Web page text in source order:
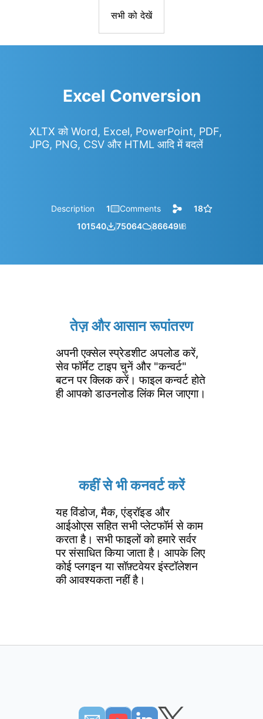
सभी को देखें
Excel Conversion
XLTX को Word, Excel, PowerPoint, PDF,
JPG, PNG, CSV और HTML आदि में बदलें
Description 1 Comments
18
101540
75064 86649㎆︎
तेज़ और आसान रूपांतरण
अपनी एक्सेल स्प्रेडशीट अपलोड करें,
सेव फॉर्मेट टाइप चुनें और "कन्वर्ट"
बटन पर क्लिक करें। फाइल कन्वर्ट होते
ही आपको डाउनलोड लिंक मिल जाएगा।
कहीं से भी कनवर्ट करें
यह विंडोज, मैक, एंड्रॉइड और
आईओएस सहित सभी प्लेटफॉर्म से काम
करता है। सभी फाइलों को हमारे सर्वर
पर संसाधित किया जाता है। आपके लिए
कोई प्लगइन या सॉफ़्टवेयर इंस्टॉलेशन
की आवश्यकता नहीं है।